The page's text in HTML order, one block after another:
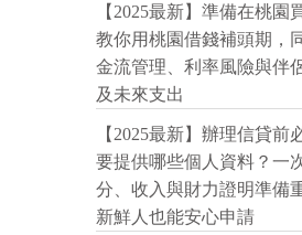
【2025最新】準備在桃園
教你用桃園借錢補頭期，
金流管理、利率風險與伴
及未來支出
【2025最新】辦理信貸前
要提供哪些個人資料？一
分、收入與財力證明準備
新鮮人也能安心申請